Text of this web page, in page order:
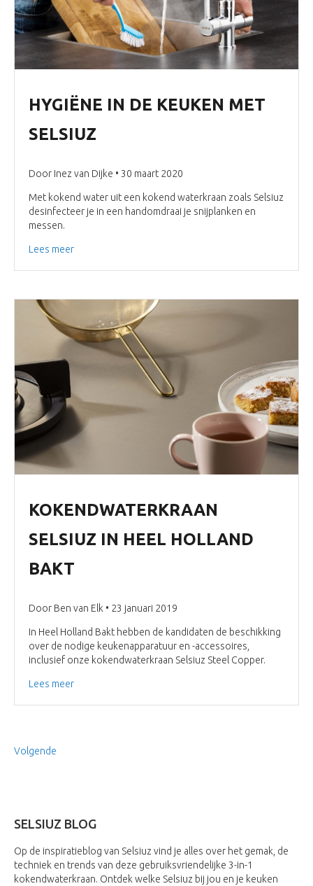
HYGIËNE IN DE KEUKEN MET
SELSIUZ
Door Inez van Dijke • 30 maart 2020
Met kokend water uit een kokend waterkraan zoals Selsiuz
desinfecteer je in een handomdraai je snijplanken en
messen.
Lees meer
KOKENDWATERKRAAN
SELSIUZ IN HEEL HOLLAND
BAKT
Door Ben van Elk • 23 januari 2019
In Heel Holland Bakt hebben de kandidaten de beschikking
over de nodige keukenapparatuur en -accessoires,
inclusief onze kokendwaterkraan Selsiuz Steel Copper.
Lees meer
Volgende
SELSIUZ BLOG
Op de inspiratieblog van Selsiuz vind je alles over het gemak, de
techniek en trends van deze gebruiksvriendelijke 3-in-1
kokendwaterkraan. Ontdek welke Selsiuz bij jou en je keuken